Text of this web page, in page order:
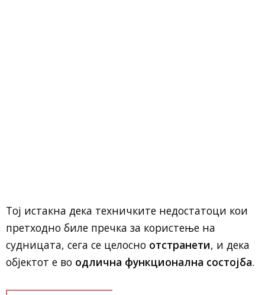
Тој истакна дека техничките недостатоци кои
претходно биле пречка за користење на
судницата, сега се целосно отстранети, и дека
објектот е во одлична функционална состојба.